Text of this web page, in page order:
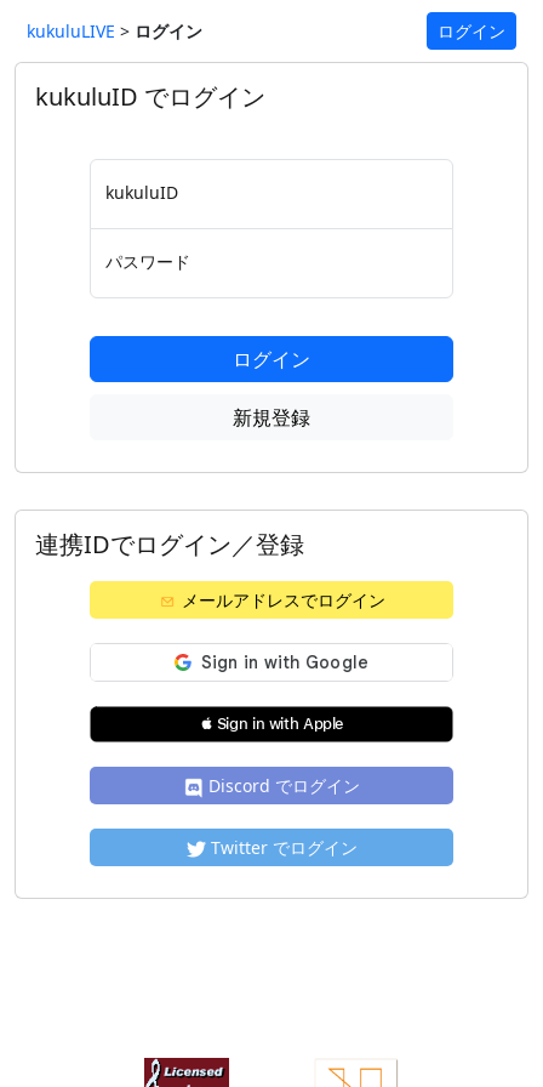
kukuluLIVE > ログイン ログイン
kukuluID でログイン
kukuluID
パスワード
ログイン
新規登録
連携IDでログイン／登録
メールアドレスでログイン
 Sign in with Apple
Discord でログイン
Twitter でログイン